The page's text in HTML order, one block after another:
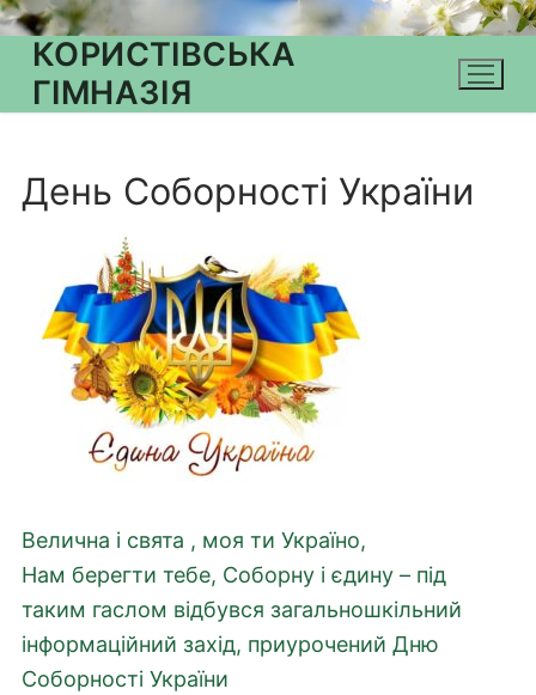
КОРИСТІВСЬКА
ГІМНАЗІЯ
День Соборності України
Велична і свята , моя ти Україно,
Нам берегти тебе, Соборну і єдину – під
таким гаслом відбувся загальношкільний
інформаційний захід, приурочений Дню
Соборності України